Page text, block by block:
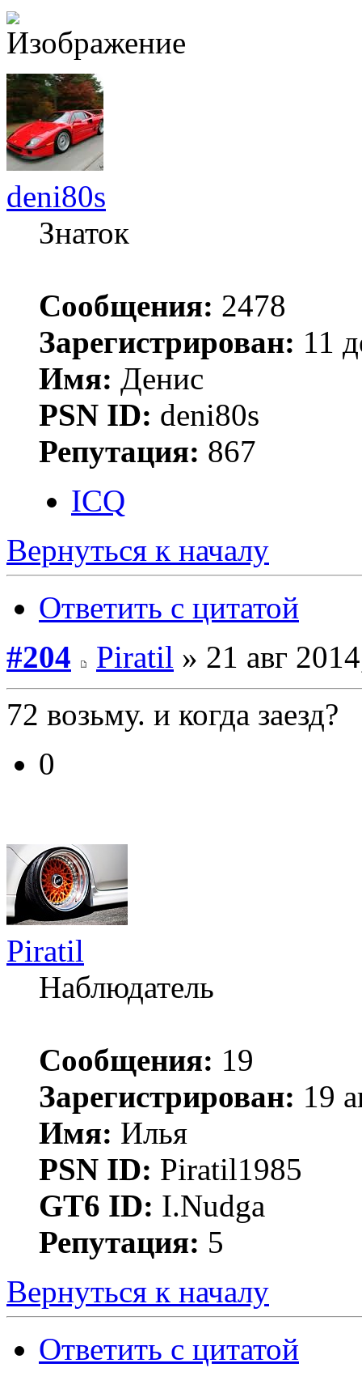
deni80s
Знаток
Сообщения: 2478
Зарегистрирован: 11
Имя: Денис
PSN ID: deni80s
Репутация: 867
ICQ
Вернуться к началу
Ответить с цитатой
#204
Piratil » 21 авг
72 возьму. и когда заезд?
0
Piratil
Наблюдатель
Сообщения: 19
Зарегистрирован: 19
Имя: Илья
PSN ID: Piratil1985
GT6 ID: I.Nudga
Репутация: 5
Вернуться к началу
Ответить с цитатой